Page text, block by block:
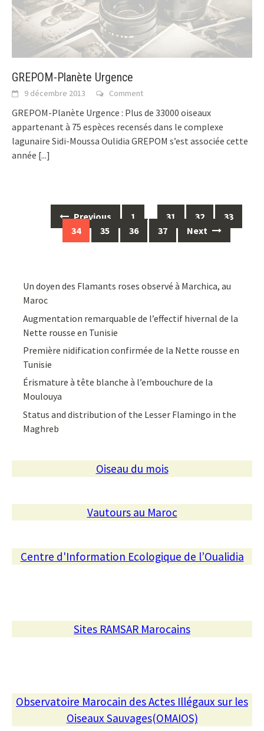
GREPOM-Planète Urgence
9 décembre 2013 Comment
GREPOM-Planète Urgence : Plus de 33000 oiseaux
appartenant à 75 espèces recensés dans le complexe
lagunaire Sidi-Moussa Oulidia GREPOM s’est associée cette
année [...]
navigation
Previous 1 … 31 32
33
34
35 36 37 Next
Un doyen des Flamants roses observé à Marchica, au
Maroc
Augmentation remarquable de l’effectif hivernal de la
Nette rousse en Tunisie
Première nidification confirmée de la Nette rousse en
Tunisie
Érismature à tête blanche à l’embouchure de la
Moulouya
Status and distribution of the Lesser Flamingo in the
Maghreb
Oiseau du mois
Vautours au Maroc
Centre d'Information Ecologique de l’Oualidia
Sites RAMSAR Marocains
Observatoire Marocain des Actes Illégaux sur les
Oiseaux Sauvages(OMAIOS)